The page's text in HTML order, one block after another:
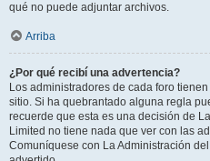
qué no puede adjuntar archivos.
Arriba
¿Por qué recibí una advertencia?
Los administradores de cada foro
sitio. Si ha quebrantado alguna regla
recuerde que esta es una decisión de
Limited no tiene nada que ver con las
Comuníquese con La Administración